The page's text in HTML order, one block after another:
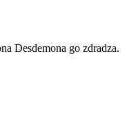
Desdemona go zdradza.